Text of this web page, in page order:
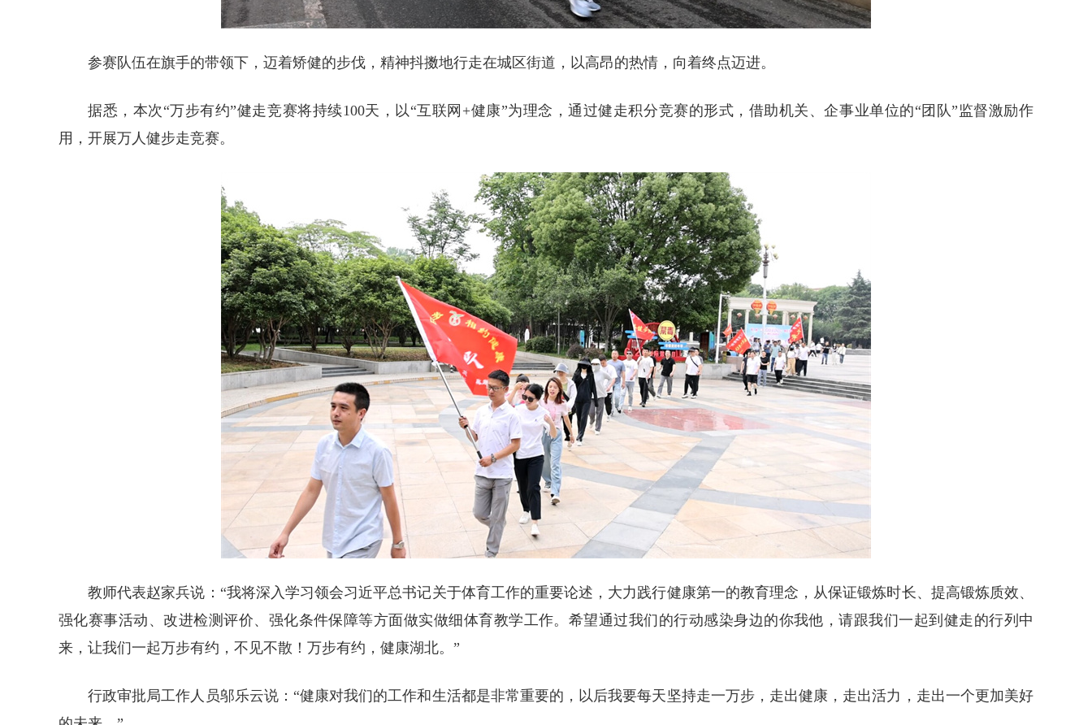
参赛队伍在旗手的带领下，迈着矫健的步伐，精神抖擞地行走在城区街道，以高昂的热情，向着终点迈进。
据悉，本次“万步有约”健走竞赛将持续100天，以“互联网+健康”为理念，通过健走积分竞赛的形式，借助机关、企事业单位的“团队”监督激励作
用，开展万人健步走竞赛。
教师代表赵家兵说：“我将深入学习领会习近平总书记关于体育工作的重要论述，大力践行健康第一的教育理念，从保证锻炼时长、提高锻炼质效、
强化赛事活动、改进检测评价、强化条件保障等方面做实做细体育教学工作。希望通过我们的行动感染身边的你我他，请跟我们一起到健走的行列中
来，让我们一起万步有约，不见不散！万步有约，健康湖北。”
行政审批局工作人员邬乐云说：“健康对我们的工作和生活都是非常重要的，以后我要每天坚持走一万步，走出健康，走出活力，走出一个更加美好